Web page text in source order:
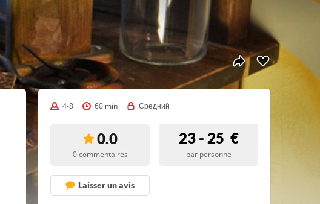
4-8 60 min Средний
0.0
0 commentaires
23 - 25 €
par personne
Laisser un avis